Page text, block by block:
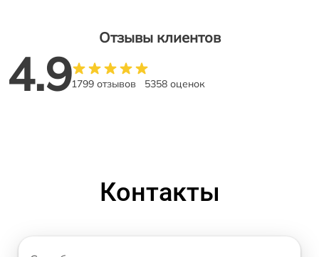
Отзывы клиентов
4.91799 отзывов 5358 оценок
Контакты